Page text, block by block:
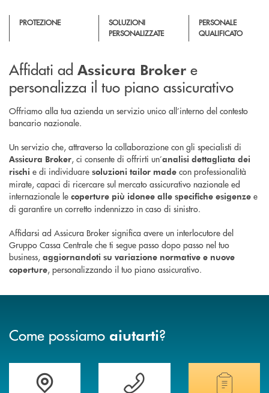
PROTEZIONE
SOLUZIONI
PERSONALIZZATE
PERSONALE
QUALIFICATO
Affidati ad Assicura Broker e
personalizza il tuo piano assicurativo
Offriamo alla tua azienda un servizio unico all’interno del contesto
bancario nazionale.
Un servizio che, attraverso la collaborazione con gli specialisti di
Assicura Broker, ci consente di offrirti un’analisi dettagliata dei
rischi e di individuare soluzioni tailor made con professionalità
mirate, capaci di ricercare sul mercato assicurativo nazionale ed
internazionale le coperture più idonee alle specifiche esigenze e
di garantire un corretto indennizzo in caso di sinistro.
Affidarsi ad Assicura Broker significa avere un interlocutore del
Gruppo Cassa Centrale che ti segue passo dopo passo nel tuo
business, aggiornandoti su variazione normative e nuove
coperture, personalizzando il tuo piano assicurativo.
Come possiamo aiutarti?
Accedi all' elenco completo delle filiali della banca.
Hai bisogno di assistenza immediata?
Hai bisogno di